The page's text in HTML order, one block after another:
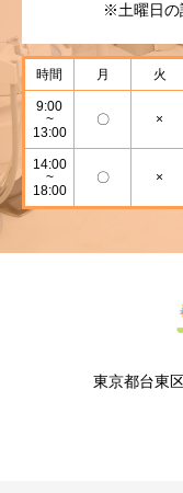
※土曜日の
時間 月 火
9:00
~
13:00
〇 ×
14:00
~
18:00
〇 ×
東京都台東